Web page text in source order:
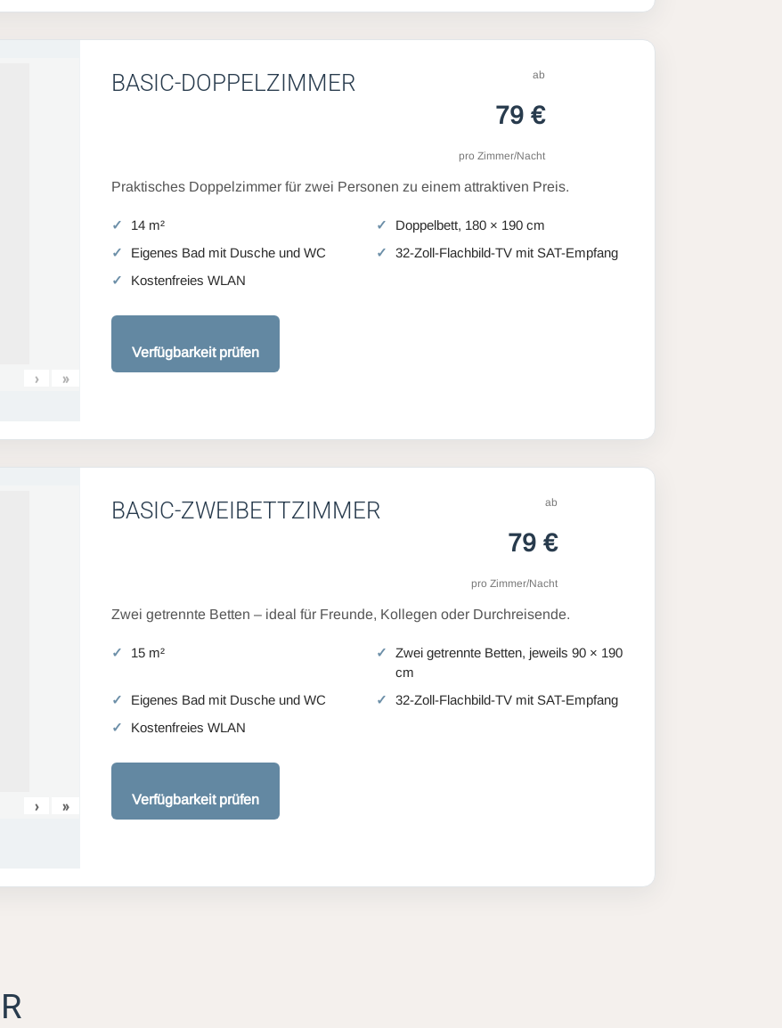
› »
BASIC-DOPPELZIMMER ab
79 €
pro Zimmer/Nacht
Praktisches Doppelzimmer für zwei Personen zu einem attraktiven Preis.
14 m²
Doppelbett, 180 × 190 cm
Eigenes Bad mit Dusche und WC
32-Zoll-Flachbild-TV mit SAT-Empfang
Kostenfreies WLAN
Verfügbarkeit prüfen
› »
BASIC-ZWEIBETTZIMMER ab
79 €
pro Zimmer/Nacht
Zwei getrennte Betten – ideal für Freunde, Kollegen oder Durchreisende.
15 m²
Zwei getrennte Betten, jeweils 90 × 190
cm
Eigenes Bad mit Dusche und WC
32-Zoll-Flachbild-TV mit SAT-Empfang
Kostenfreies WLAN
Verfügbarkeit prüfen